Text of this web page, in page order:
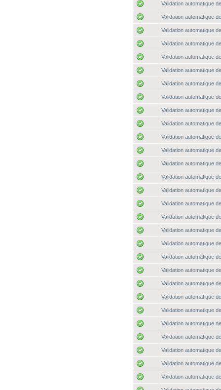
Validation automatique
Validation automatique
Validation automatique
Validation automatique
Validation automatique
Validation automatique
Validation automatique
Validation automatique
Validation automatique
Validation automatique
Validation automatique
Validation automatique
Validation automatique
Validation automatique
Validation automatique
Validation automatique
Validation automatique
Validation automatique
Validation automatique
Validation automatique
Validation automatique
Validation automatique
Validation automatique
Validation automatique
Validation automatique
Validation automatique
Validation automatique
Validation automatique
Validation automatique